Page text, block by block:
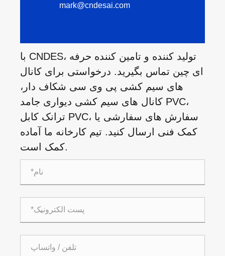
mark@cndesai.com
با CNDES، تولید کننده و تامین کننده حرفه
ای چین تماس بگیرید. درخواستی برای کانال
های سیم کشی پی وی سی شکاف دار،
کانال های سیم کشی دیواری جامد PVC،
ترانک کابل PVC، سفارش های سفارشی یا
کمک فنی ارسال کنید. تیم کارخانه ما آماده
کمک است.